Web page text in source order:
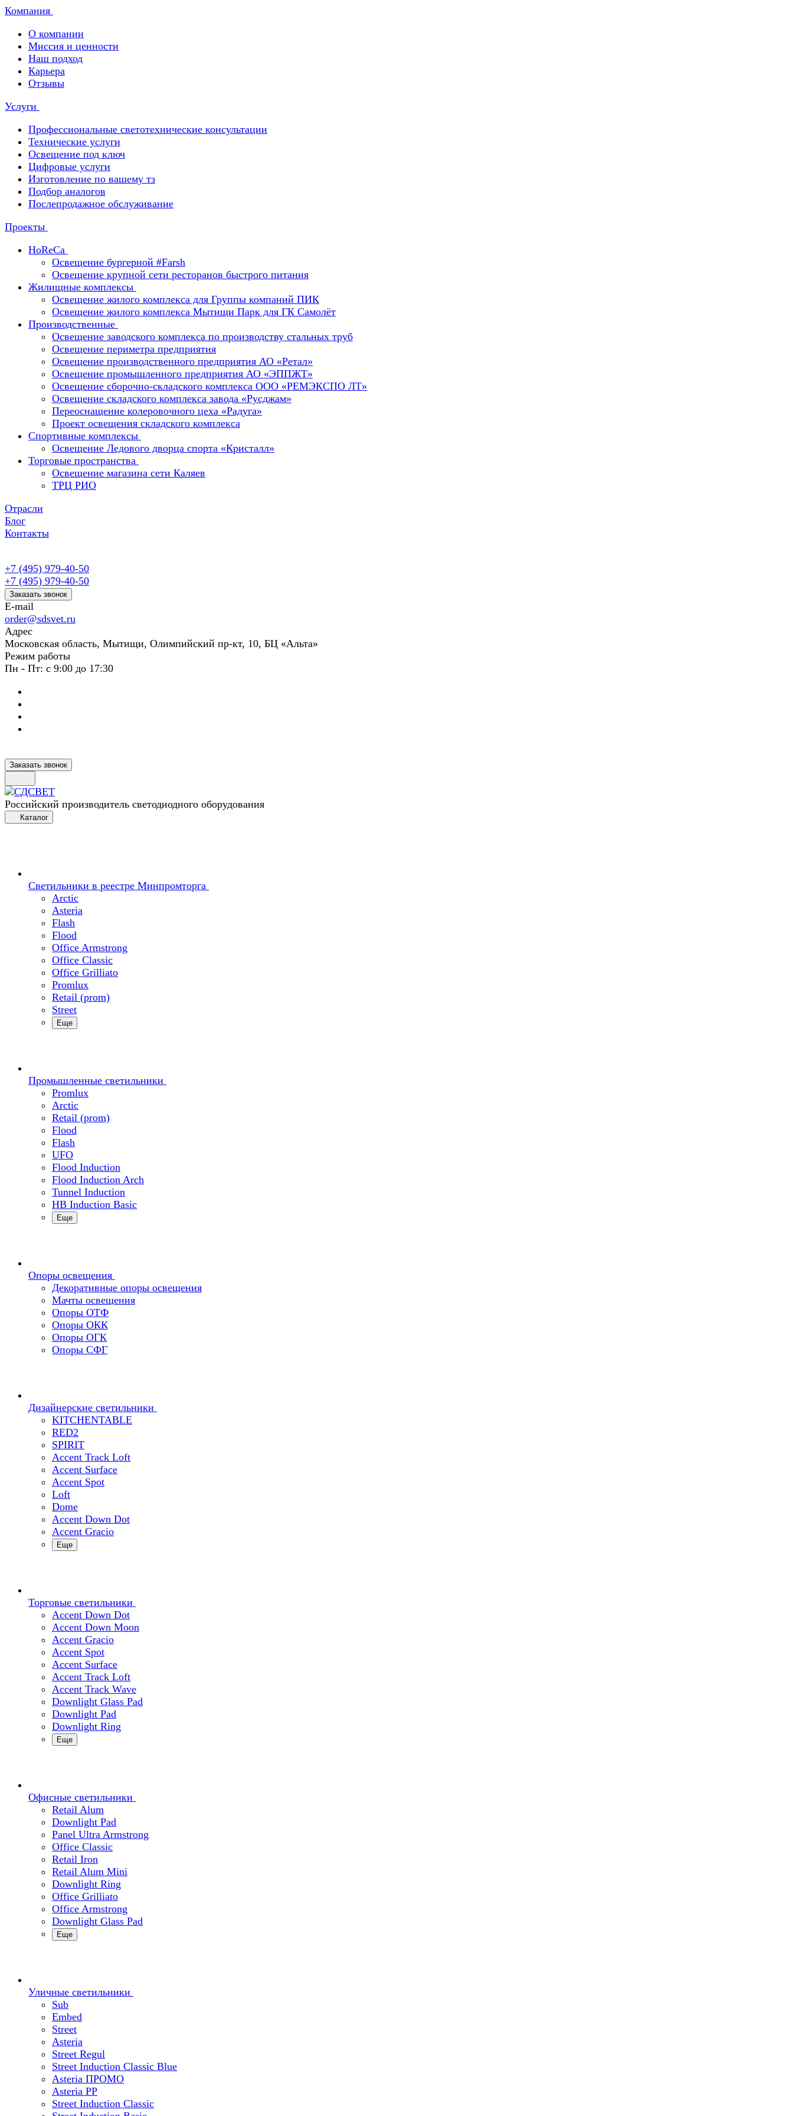
Компания
О компании
Миссия и ценности
Наш подход
Карьера
Отзывы
Услуги
Профессиональные светотехнические консультации
Технические услуги
Освещение под ключ
Цифровые услуги
Изготовление по вашему тз
Подбор аналогов
Послепродажное обслуживание
Проекты
HoReCa
Освещение бургерной #Farsh
Освещение крупной сети ресторанов быстрого питания
Жилищные комплексы
Освещение жилого комплекса для Группы компаний ПИК
Освещение жилого комплекса Мытищи Парк для ГК Самолёт
Производственные
Освещение заводского комплекса по производству стальных труб
Освещение периметра предприятия
Освещение производственного предприятия АО «Ретал»
Освещение промышленного предприятия АО «ЭППЖТ»
Освещение сборочно-складского комплекса ООО «РЕМЭКСПО ЛТ»
Освещение складского комплекса завода «Русджам»
Переоснащение колеровочного цеха «Радуга»
Проект освещения складского комплекса
Спортивные комплексы
Освещение Ледового дворца спорта «Кристалл»
Торговые пространства
Освещение магазина сети Каляев
ТРЦ РИО
Отрасли
Блог
Контакты
+7 (495) 979-40-50
+7 (495) 979-40-50
Заказать звонок
E-mail
order@sdsvet.ru
Адрес
Московская область, Мытищи, Олимпийский пр-кт, 10, БЦ «Альта»
Режим работы
Пн - Пт: с 9:00 до 17:30
Заказать звонок
Российский производитель светодиодного оборудования
Каталог
Светильники в реестре Минпромторга
Arctic
Asteria
Flash
Flood
Office Armstrong
Office Classic
Office Grilliato
Promlux
Retail (prom)
Street
Еще
Промышленные светильники
Promlux
Arctic
Retail (prom)
Flood
Flash
UFO
Flood Induction
Flood Induction Arch
Tunnel Induction
HB Induction Basic
Еще
Опоры освещения
Декоративные опоры освещения
Мачты освещения
Опоры ОТФ
Опоры ОКК
Опоры ОГК
Опоры СФГ
Дизайнерские светильники
KITCHENTABLE
RED2
SPIRIT
Accent Track Loft
Accent Surface
Accent Spot
Loft
Dome
Accent Down Dot
Accent Gracio
Еще
Торговые светильники
Accent Down Dot
Accent Down Moon
Accent Gracio
Accent Spot
Accent Surface
Accent Track Loft
Accent Track Wave
Downlight Glass Pad
Downlight Pad
Downlight Ring
Еще
Офисные светильники
Retail Alum
Downlight Pad
Panel Ultra Armstrong
Office Classic
Retail Iron
Retail Alum Mini
Downlight Ring
Office Grilliato
Office Armstrong
Downlight Glass Pad
Еще
Уличные светильники
Sub
Embed
Street
Asteria
Street Regul
Street Induction Classic Blue
Asteria ПРОМО
Asteria PP
Street Induction Classic